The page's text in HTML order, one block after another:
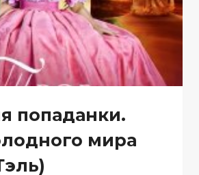
попаданки.
мира